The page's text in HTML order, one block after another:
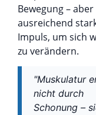
Bewegung –
ausreichend
Impuls, um sich
zu verändern.
"Muskulatur
nicht durch
Schonung –